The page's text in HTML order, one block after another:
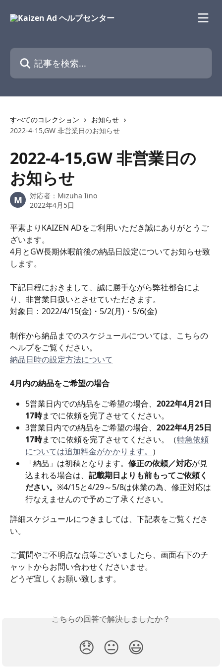
記事を検索...
すべてのコレクション
お知らせ
2022-4-15,GW 非営業日のお知らせ
2022-4-15,GW 非営業日の
お知らせ
M 対応者： Mizuha Iino
2022年4月5日
平素よりKAIZEN ADをご利用いただき誠にありがとうご
ざいます。
4月とGW長期休暇前後の納品日設定についてお知らせ致
します。
下記日程におきまして、誠に勝手ながら弊社都合によ
り、非営業日扱いとさせていただきます。
対象日：2022/4/15(金)・5/2(月)・5/6(金)
制作から納品までのスケジュールについては、こちらの
ヘルプをご覧ください。
納品日時の設定方法について
4月内の納品をご希望の場合
5営業日内での納品をご希望の場合、 2022年4月21日
17時までに依頼を完了させてください。
3営業日内での納品をご希望の場合、 2022年4月25日
17時までに依頼を完了させてください。（特急依頼
については追加料金がかかります。 ）
「納品」は初稿となります。 修正の依頼／対応が見
込まれる場合は、 記載期日よりも前もってご依頼く
ださい。 ※4/15と4/29～5/8は休業の為、修正対応は
行なえませんので予めご了承ください。
詳細スケジュールにつきましては、下記表をご覧くださ
い。
ご質問やご不明点な点等ございましたら、画面右下のチ
ャットからお問い合わせくださいませ。
どうぞ宜しくお願い致します。
こちらの回答で解決しましたか？
😞 😐 😃